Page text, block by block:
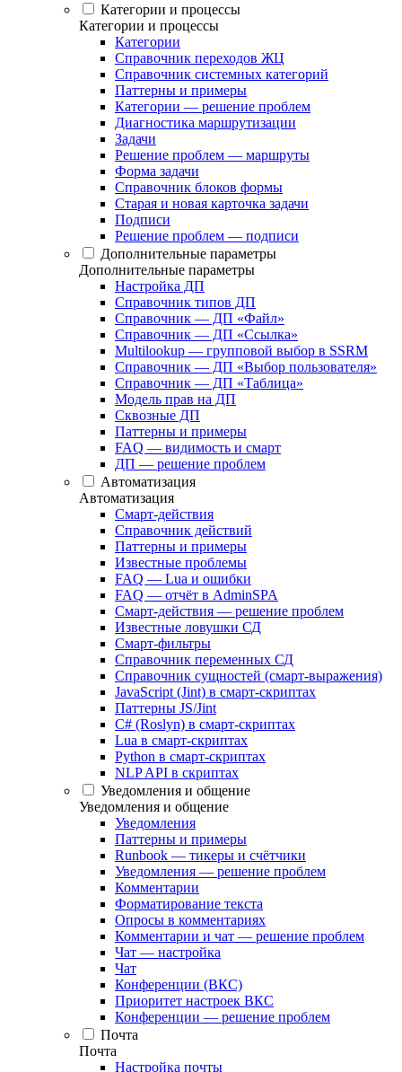
Категории и процессы
Категории и процессы
Категории
Справочник переходов ЖЦ
Справочник системных категорий
Паттерны и примеры
Категории — решение проблем
Диагностика маршрутизации
Задачи
Решение проблем — маршруты
Форма задачи
Справочник блоков формы
Старая и новая карточка задачи
Подписи
Решение проблем — подписи
Дополнительные параметры
Дополнительные параметры
Настройка ДП
Справочник типов ДП
Справочник — ДП «Файл»
Справочник — ДП «Ссылка»
Multilookup — групповой выбор в SSRM
Справочник — ДП «Выбор пользователя»
Справочник — ДП «Таблица»
Модель прав на ДП
Сквозные ДП
Паттерны и примеры
FAQ — видимость и смарт
ДП — решение проблем
Автоматизация
Автоматизация
Смарт-действия
Справочник действий
Паттерны и примеры
Известные проблемы
FAQ — Lua и ошибки
FAQ — отчёт в AdminSPA
Смарт-действия — решение проблем
Известные ловушки СД
Смарт-фильтры
Справочник переменных СД
Справочник сущностей (смарт-выражения)
JavaScript (Jint) в смарт-скриптах
Паттерны JS/Jint
C# (Roslyn) в смарт-скриптах
Lua в смарт-скриптах
Python в смарт-скриптах
NLP API в скриптах
Уведомления и общение
Уведомления и общение
Уведомления
Паттерны и примеры
Runbook — тикеры и счётчики
Уведомления — решение проблем
Комментарии
Форматирование текста
Опросы в комментариях
Комментарии и чат — решение проблем
Чат — настройка
Чат
Конференции (ВКС)
Приоритет настроек ВКС
Конференции — решение проблем
Почта
Почта
Настройка почты